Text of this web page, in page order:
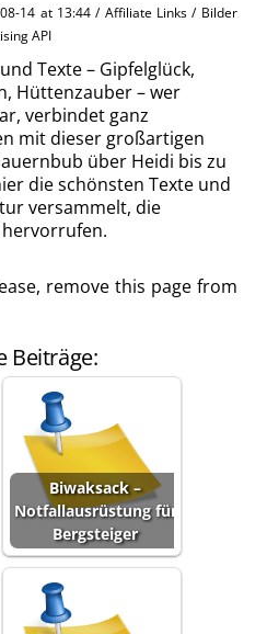
14 at 13:44 / Affiliate Links / Bilder
API
Texte – Gipfelglück,
Hüttenzauber – wer
verbindet ganz
mit dieser großartigen
über Heidi bis zu
die schönsten Texte und
versammelt, die
remove this page from
Beiträge:
Biwaksack –
Notfallausrüstung für
Bergsteiger